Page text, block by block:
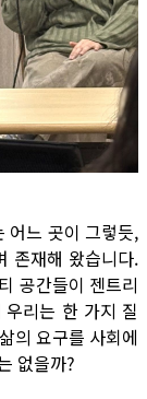
어느 곳이 그렇듯,
존재해 왔습니다.
공간들이 젠트리
리는 한 가지 질
의 요구를 사회에
없을까?